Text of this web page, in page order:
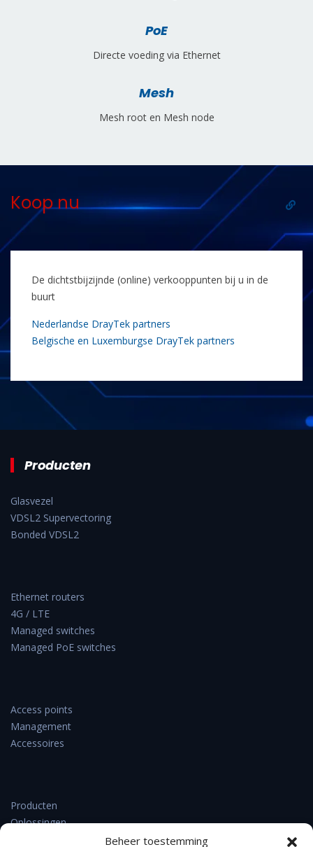
Beheer toestemming
PoE
Directe voeding via Ethernet
Mesh
Mesh root en Mesh node
Koop nu
De dichtstbijzijnde (online) verkooppunten bij u in de
buurt
Nederlandse DrayTek partners
Belgische en Luxemburgse DrayTek partners
Producten
Glasvezel
VDSL2 Supervectoring
Bonded VDSL2
Ethernet routers
4G / LTE
Managed switches
Managed PoE switches
Access points
Management
Accessoires
Producten
Oplossingen
Support & downloads